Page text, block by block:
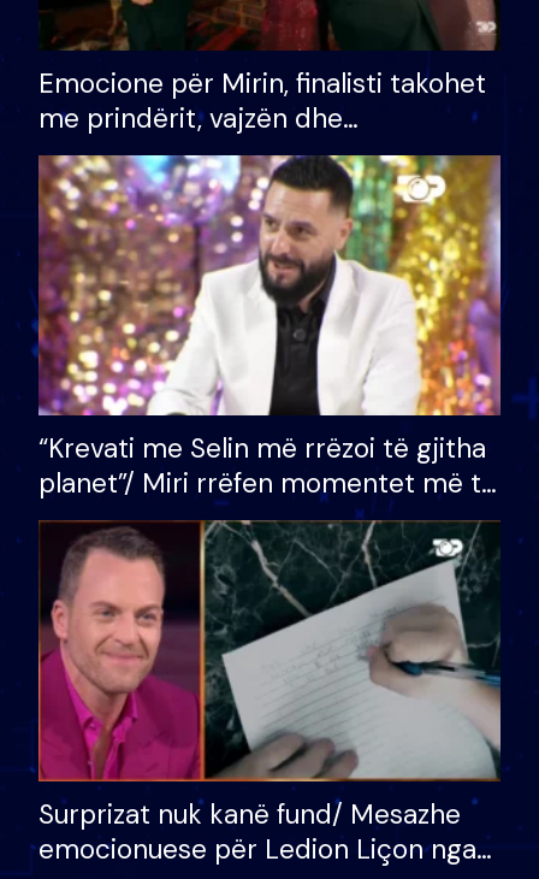
Emocione për Mirin, finalisti takohet
me prindërit, vajzën dhe
bashkëshorten: S’kemi ndonjë letër
divorci apo jo?
“Krevati me Selin më rrëzoi të gjitha
planet”/ Miri rrëfen momentet më të
bukura në shtëpinë e BB VIP: Do më
mungojë zilja e mëngjesit kur…
Surprizat nuk kanë fund/ Mesazhe
emocionuese për Ledion Liçon nga